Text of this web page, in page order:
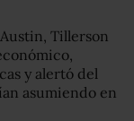
Tillerson
y alertó del
asumiendo en